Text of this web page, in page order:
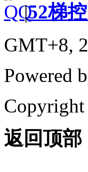
|52梯
GMT+8,
Powered
返回顶部